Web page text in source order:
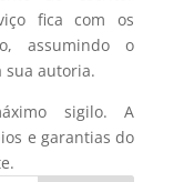
fica com os
assumindo o
sua autoria.
sigilo. A
e garantias do